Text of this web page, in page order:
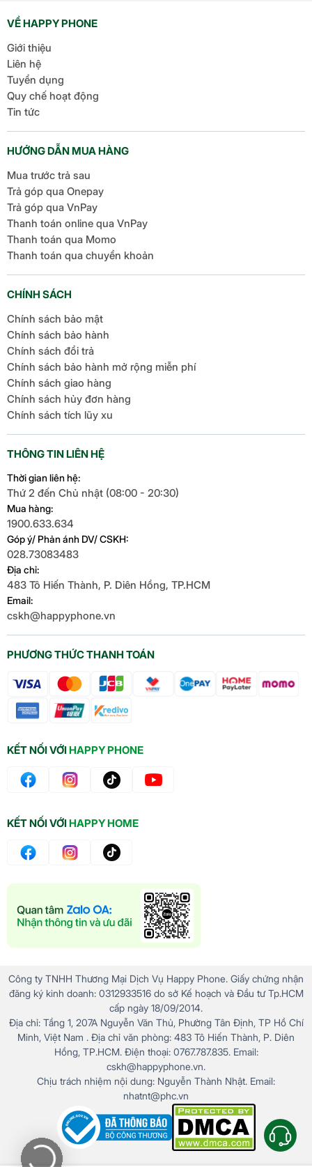
VỀ HAPPY PHONE
Giới thiệu
Liên hệ
Tuyển dụng
Quy chế hoạt động
Tin tức
HƯỚNG DẪN MUA HÀNG
Mua trước trả sau
Trả góp qua Onepay
Trả góp qua VnPay
Thanh toán online qua VnPay
Thanh toán qua Momo
Thanh toán qua chuyển khoản
PHƯƠNG THỨC THANH TOÁN
KẾT NỐI VỚIHAPPY PHONE
CHÍNH SÁCH
Chính sách bảo mật
Chính sách bảo hành
Chính sách đổi trả
Chính sách bảo hành mở rộng miễn phí
Chính sách giao hàng
Chính sách hủy đơn hàng
Chính sách tích lũy xu
THÔNG TIN LIÊN HỆ
Thời gian liên hệ:
Thứ 2 đến Chủ nhật (08:00 - 20:30)
Mua hàng:
1900.633.634
Góp ý/ Phản ánh DV/ CSKH:
028.73083483
Địa chỉ:
483 Tô Hiến Thành, P. Diên Hồng, TP.HCM
Email:
cskh@happyphone.vn
KẾT NỐI VỚIHAPPY HOME
Công ty TNHH Thương Mại Dịch Vụ Happy Phone. Giấy chứng nhận
đăng ký kinh doanh: 0312933516 do sở Kế hoạch và Đầu tư Tp.HCM
cấp ngày 18/09/2014.
Địa chỉ: Tầng 1, 207A Nguyễn Văn Thủ, Phường Tân Định, TP Hồ Chí
Minh, Việt Nam . Địa chỉ văn phòng: 483 Tô Hiến Thành, P. Diên
Hồng, TP.HCM. Điện thoại: 0767.787.835. Email:
cskh@happyphone.vn.
Chịu trách nhiệm nội dung: Nguyễn Thành Nhật. Email:
nhatnt@phc.vn